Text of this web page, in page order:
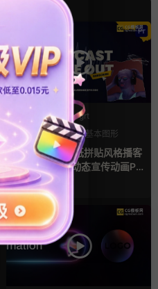
PR基本图形mogrt
LOGO动画
PR基本图形
复古风
pr模板 做旧撕纸拼贴风格播客
节目开场介绍动态宣传动画PR
模版4天前